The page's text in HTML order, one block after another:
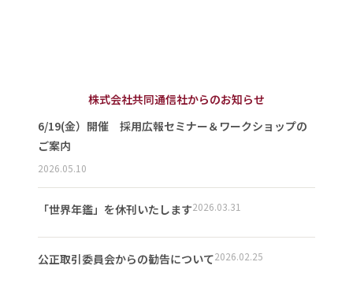
株式会社共同通信社からのお知らせ
6/19(金）開催 採用広報セミナー＆ワークショップの
ご案内
2026.05.10
「世界年鑑」を休刊いたします2026.03.31
公正取引委員会からの勧告について2026.02.25